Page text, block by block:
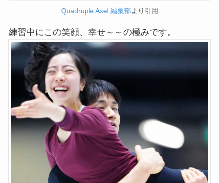
Quadruple Axel 編集部より引用
練習中にこの笑顔、幸せ～～の極みです。